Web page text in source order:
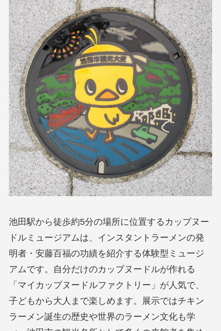
池田駅から徒歩約5分の場所に位置するカップヌー
ドルミュージアムは、インスタントラーメンの発
明者・安藤百福の功績を紹介する体験型ミュージ
アムです。自分だけのカップヌードルが作れる
「マイカップヌードルファクトリー」が人気で、
子どもから大人まで楽しめます。展示ではチキン
ラーメン誕生の歴史や世界のラーメン文化も学